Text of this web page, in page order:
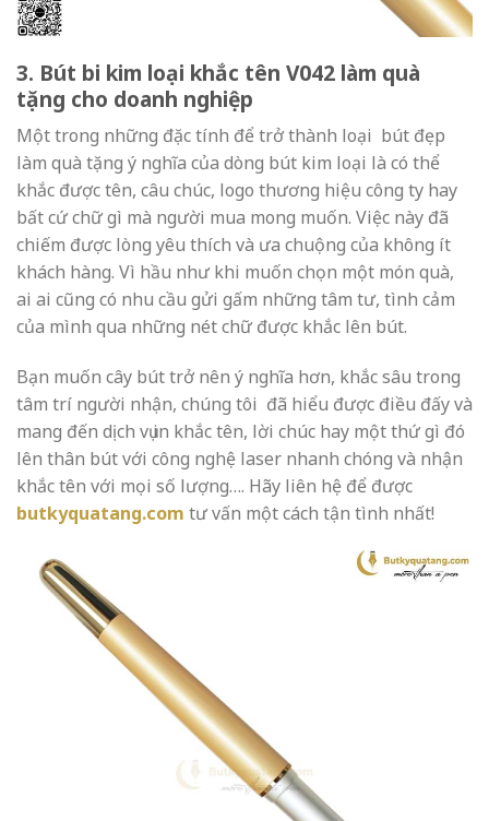
3. Bút bi kim loại khắc tên V042 làm quà
tặng cho doanh nghiệp
Một trong những đặc tính để trở thành loại bút đẹp
làm quà tặng ý nghĩa của dòng bút kim loại là có thể
khắc được tên, câu chúc, logo thương hiệu công ty hay
bất cứ chữ gì mà người mua mong muốn. Việc này đã
chiếm được lòng yêu thích và ưa chuộng của không ít
khách hàng. Vì hầu như khi muốn chọn một món quà,
ai ai cũng có nhu cầu gửi gấm những tâm tư, tình cảm
của mình qua những nét chữ được khắc lên bút.
Bạn muốn cây bút trở nên ý nghĩa hơn, khắc sâu trong
tâm trí người nhận, chúng tôi đã hiểu được điều đấy và
mang đến dịch vụ in khắc tên, lời chúc hay một thứ gì đó
lên thân bút với công nghệ laser nhanh chóng và nhận
khắc tên với mọi số lượng…. Hãy liên hệ để được
butkyquatang.com tư vấn một cách tận tình nhất!